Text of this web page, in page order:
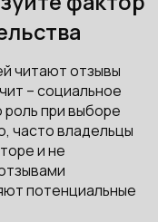
читают отзывы
– социальное
при выборе
часто владельцы
и не
потенциальные